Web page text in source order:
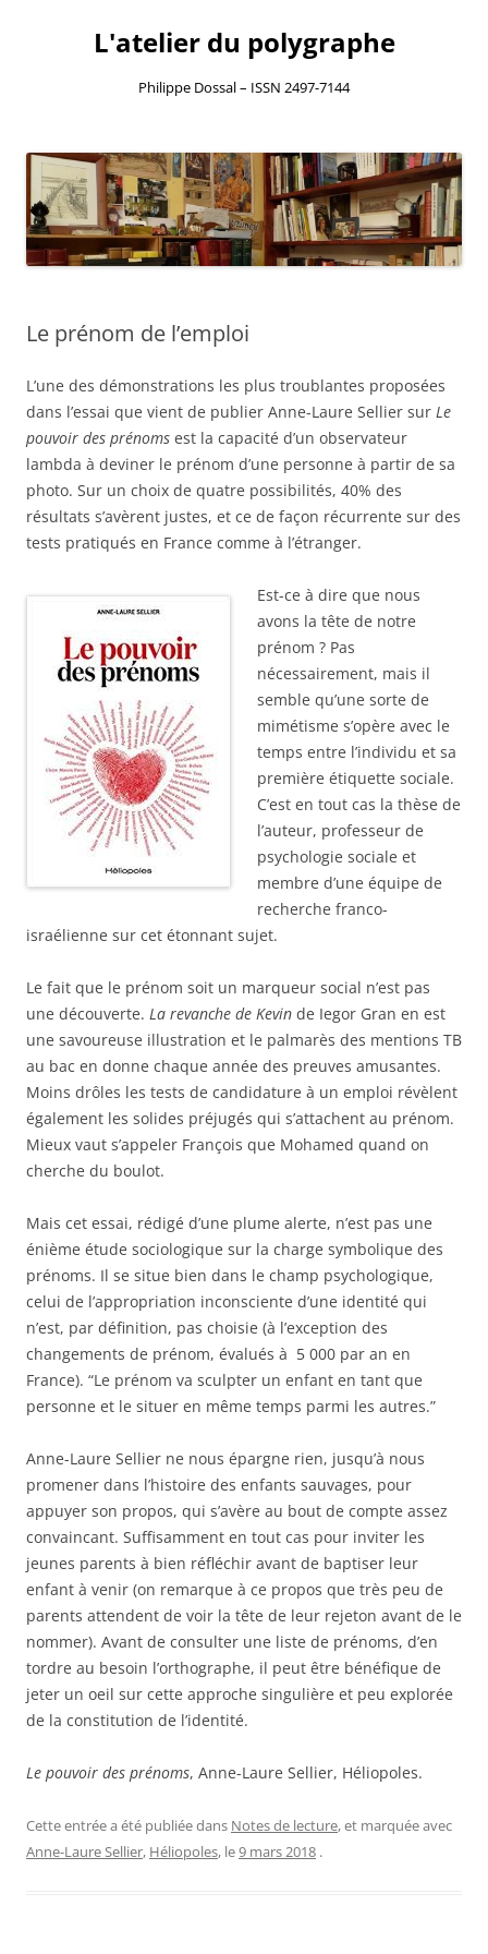
L'atelier du polygraphe
Philippe Dossal – ISSN 2497-7144
au
contenu
Le prénom de l’emploi
L’une des démonstrations les plus troublantes proposées
dans l’essai que vient de publier Anne-Laure Sellier sur Le
pouvoir des prénoms est la capacité d’un observateur
lambda à deviner le prénom d’une personne à partir de sa
photo. Sur un choix de quatre possibilités, 40% des
résultats s’avèrent justes, et ce de façon récurrente sur des
tests pratiqués en France comme à l’étranger.
Est-ce à dire que nous
avons la tête de notre
prénom ? Pas
nécessairement, mais il
semble qu’une sorte de
mimétisme s’opère avec le
temps entre l’individu et sa
première étiquette sociale.
C’est en tout cas la thèse de
l’auteur, professeur de
psychologie sociale et
membre d’une équipe de
recherche franco-
israélienne sur cet étonnant sujet.
Le fait que le prénom soit un marqueur social n’est pas
une découverte. La revanche de Kevin de Iegor Gran en est
une savoureuse illustration et le palmarès des mentions TB
au bac en donne chaque année des preuves amusantes.
Moins drôles les tests de candidature à un emploi révèlent
également les solides préjugés qui s’attachent au prénom.
Mieux vaut s’appeler François que Mohamed quand on
cherche du boulot.
Mais cet essai, rédigé d’une plume alerte, n’est pas une
énième étude sociologique sur la charge symbolique des
prénoms. Il se situe bien dans le champ psychologique,
celui de l’appropriation inconsciente d’une identité qui
n’est, par définition, pas choisie (à l’exception des
changements de prénom, évalués à 5 000 par an en
France). “Le prénom va sculpter un enfant en tant que
personne et le situer en même temps parmi les autres.”
Anne-Laure Sellier ne nous épargne rien, jusqu’à nous
promener dans l’histoire des enfants sauvages, pour
appuyer son propos, qui s’avère au bout de compte assez
convaincant. Suffisamment en tout cas pour inviter les
jeunes parents à bien réfléchir avant de baptiser leur
enfant à venir (on remarque à ce propos que très peu de
parents attendent de voir la tête de leur rejeton avant de le
nommer). Avant de consulter une liste de prénoms, d’en
tordre au besoin l’orthographe, il peut être bénéfique de
jeter un oeil sur cette approche singulière et peu explorée
de la constitution de l’identité.
Le pouvoir des prénoms, Anne-Laure Sellier, Héliopoles.
Cette entrée a été publiée dans Notes de lecture, et marquée avec
Anne-Laure Sellier, Héliopoles, le9 mars 2018 .